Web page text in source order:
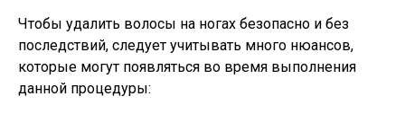
Чтобы удалить волосы на ногах безопасно и без
последствий, следует учитывать много нюансов,
которые могут появляться во время выполнения
данной процедуры: